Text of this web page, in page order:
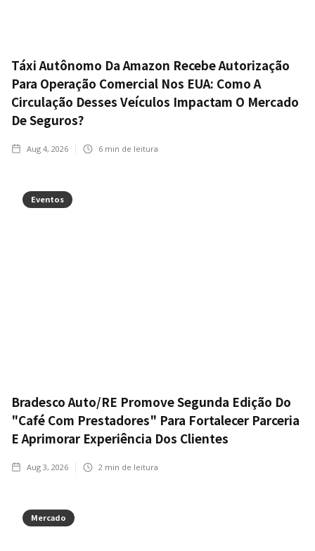
Táxi Autônomo Da Amazon Recebe Autorização
Para Operação Comercial Nos EUA: Como A
Circulação Desses Veículos Impactam O Mercado
De Seguros?
Aug 4, 2026 6 min de leitura
Eventos
Bradesco Auto/RE Promove Segunda Edição Do
"Café Com Prestadores" Para Fortalecer Parceria
E Aprimorar Experiência Dos Clientes
Aug 3, 2026 2 min de leitura
Mercado